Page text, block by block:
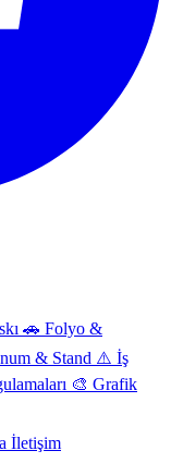
🚗 Folyo &
& Stand ⚠️ İş
🎨 Grafik
İletişim